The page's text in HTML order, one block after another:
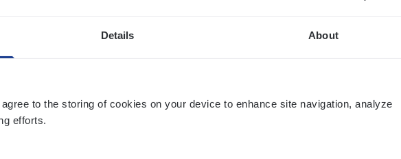
Details About
to the storing of cookies on your device to enhance site navigation, analyze
efforts.